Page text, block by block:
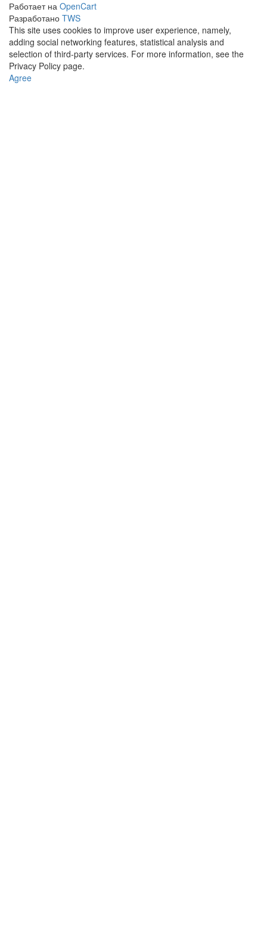
Работает на OpenCart
Разработано TWS
This site uses cookies to improve user experience, namely,
adding social networking features, statistical analysis and
selection of third-party services. For more information, see the
Privacy Policy page.
Agree